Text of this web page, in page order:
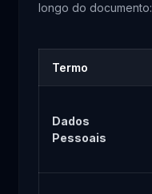
longo do documento:
Termo
Dados
Pessoais